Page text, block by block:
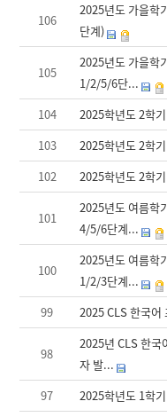
106
2025년도 가을학
단계)
105
2025년도 가을학
1/2/5/6단...
104
2025학년도 2학
103
2025학년도 2학
102
2025학년도 2학
101
2025년도 여름학
4/5/6단계...
100
2025년도 여름학
1/2/3단계...
99
2025 CLS 한국어
98
2025년 CLS 한국
자 발...
97
2025학년도 1학